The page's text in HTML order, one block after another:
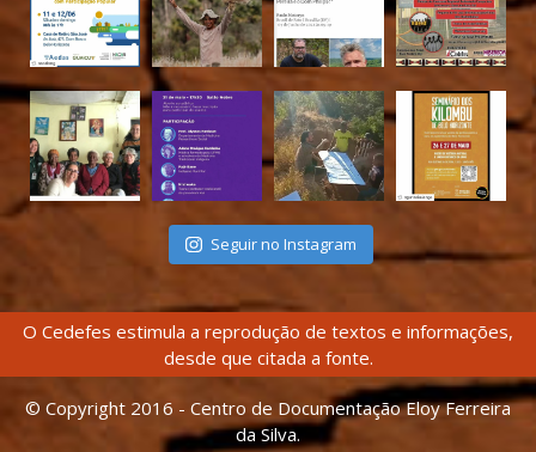
Seguir no Instagram
O Cedefes estimula a reprodução de textos e informações,
desde que citada a fonte.
© Copyright 2016 - Centro de Documentação Eloy Ferreira
da Silva.